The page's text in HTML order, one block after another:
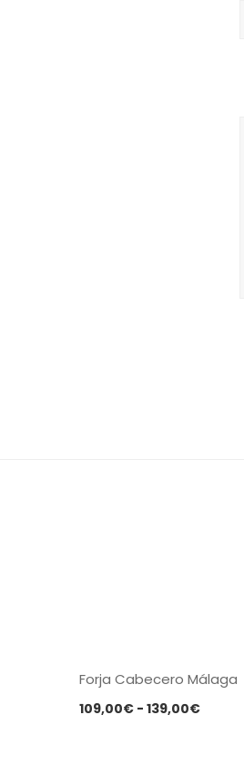
Forja Cabecero Málaga
109,00€ - 139,00€Rango